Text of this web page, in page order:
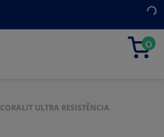
0
0
CORALIT ULTRA RESISTÊNCIA